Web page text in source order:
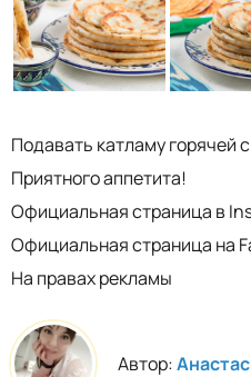
Подавать катламу горячей
Приятного аппетита!
Официальная страница в
Официальная страница на
На правах рекламы
Автор: